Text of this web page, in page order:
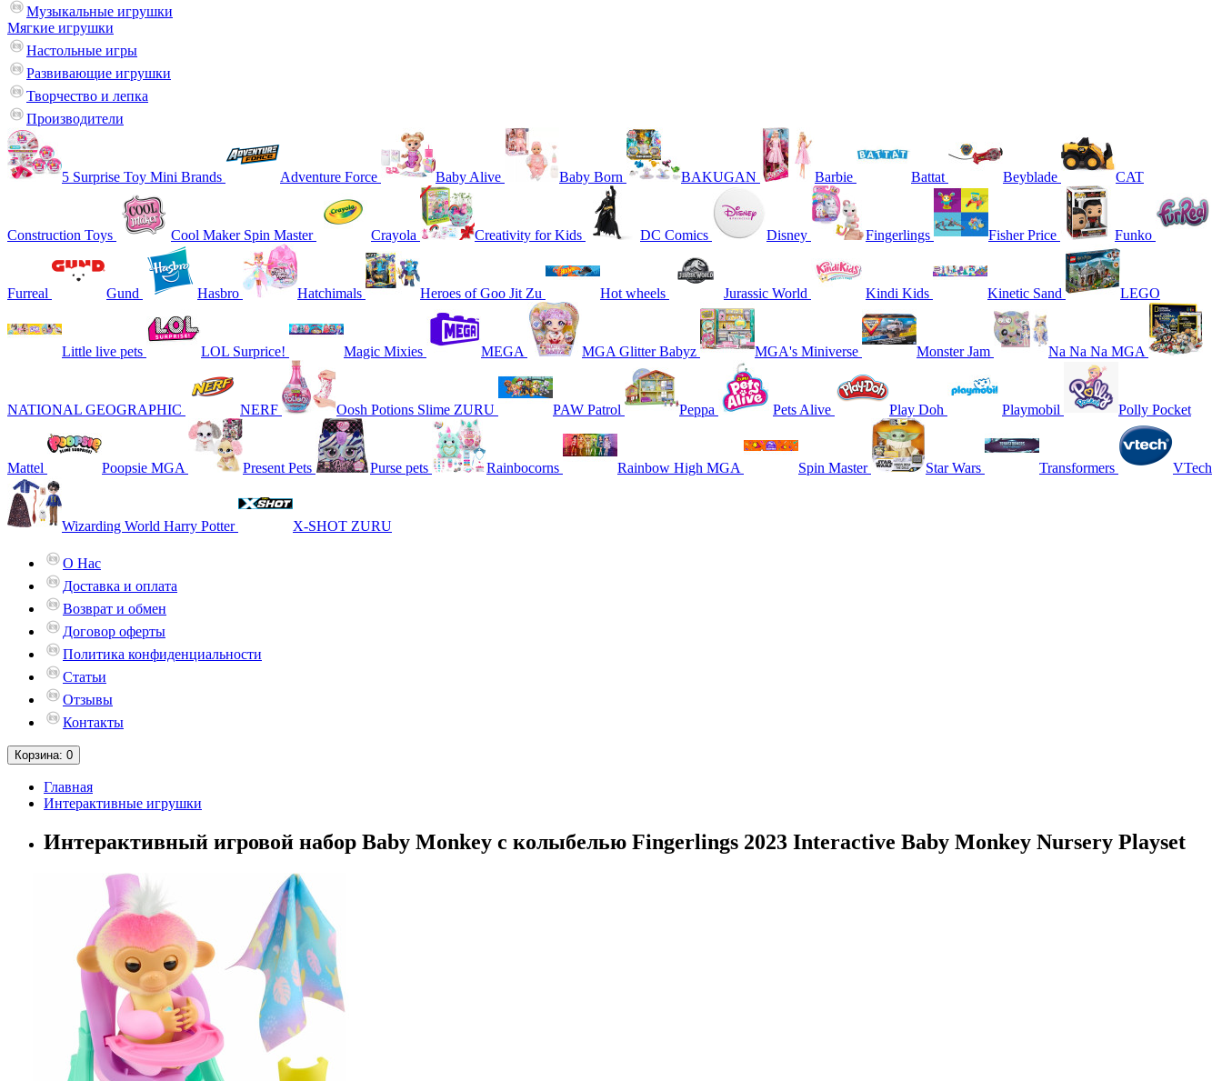
Музыкальные игрушки
Мягкие игрушки
Настольные игры
Развивающие игрушки
Творчество и лепка
Производители
5 Surprise Toy Mini Brands Adventure Force Baby Alive Baby Born BAKUGAN Barbie Battat Beyblade CAT
Construction Toys Cool Maker Spin Master Crayola Creativity for Kids DC Comics Disney Fingerlings Fisher Price Funko
Furreal Gund Hasbro Hatchimals Heroes of Goo Jit Zu Hot wheels Jurassic World Kindi Kids Kinetic Sand LEGO
Little live pets LOL Surprice! Magic Mixies MEGA MGA Glitter Babyz MGA's Miniverse Monster Jam Na Na Na MGA
NATIONAL GEOGRAPHIC NERF Oosh Potions Slime ZURU PAW Patrol Peppa Pets Alive Play Doh Playmobil Polly Pocket
Mattel Poopsie MGA Present Pets Purse pets Rainbocorns Rainbow High MGA Spin Master Star Wars Transformers VTech
Wizarding World Harry Potter X-SHOT ZURU
О Нас
Доставка и оплата
Возврат и обмен
Договор оферты
Политика конфиденциальности
Статьи
Отзывы
Контакты
Корзина: 0
Главная
Интерактивные игрушки
Интерактивный игровой набор Baby Monkey с колыбелью Fingerlings 2023 Interactive Baby Monkey Nursery Playset